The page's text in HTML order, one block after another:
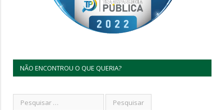
NÃO ENCONTROU O QUE QUERIA?